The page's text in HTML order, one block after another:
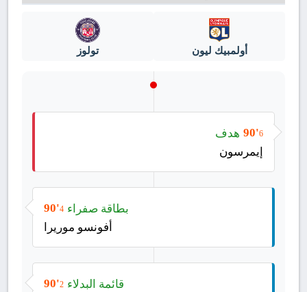
أولمبيك ليون تولوز
90'6
هدف
إيمرسون
90'4 بطاقة صفراء
أفونسو موريرا
90'2 قائمة البدلاء